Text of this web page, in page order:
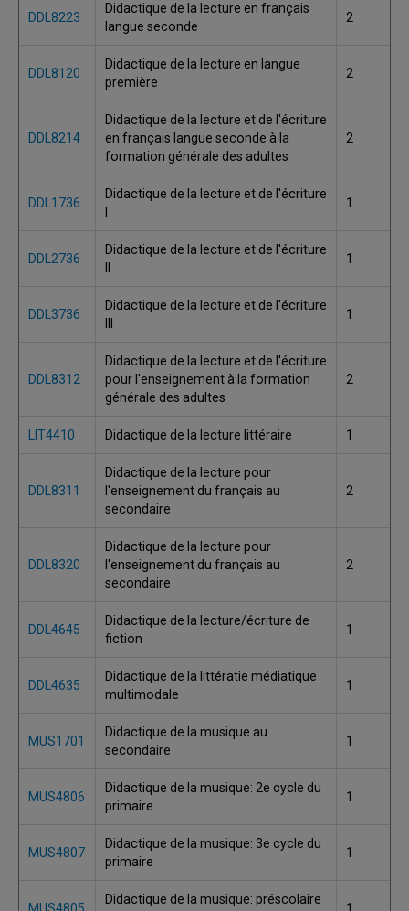
DDL8223
Didactique de la lecture en français
langue seconde
2
DDL8120
Didactique de la lecture en langue
première
2
DDL8214
Didactique de la lecture et de l'écriture
en français langue seconde à la
formation générale des adultes
2
DDL1736
Didactique de la lecture et de l'écriture
1
DDL2736
Didactique de la lecture et de l'écriture
1
DDL3736
Didactique de la lecture et de l'écriture
1
DDL8312
Didactique de la lecture et de l'écriture
pour l'enseignement à la formation
générale des adultes
2
LIT4410 Didactique de la lecture littéraire 1
DDL8311
Didactique de la lecture pour
l'enseignement du français au
secondaire
2
DDL8320
Didactique de la lecture pour
l'enseignement du français au
secondaire
2
DDL4645
Didactique de la lecture/écriture de
fiction
1
DDL4635
Didactique de la littératie médiatique
multimodale
1
MUS1701
Didactique de la musique au
secondaire
1
MUS4806
Didactique de la musique: 2e cycle du
primaire
1
MUS4807
Didactique de la musique: 3e cycle du
primaire
1
Didactique de la musique: préscolaire